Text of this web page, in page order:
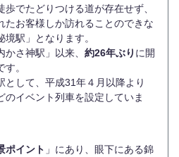
でたどりつける道が存在せず、
たお客様しか訪れることのできな
駅」となります。
さ神駅」以来、 約26年ぶり に開
。
として、平成31年４月以降より
のイベント列車を設定していま
ポイント 」にあり、眼下にある錦